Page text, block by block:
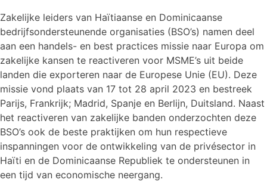
Zakelijke leiders van Haïtiaanse en Dominicaanse
bedrijfsondersteunende organisaties (BSO’s) namen deel
aan een handels- en best practices missie naar Europa om
zakelijke kansen te reactiveren voor MSME’s uit beide
landen die exporteren naar de Europese Unie (EU). Deze
missie vond plaats van 17 tot 28 april 2023 en bestreek
Parijs, Frankrijk; Madrid, Spanje en Berlijn, Duitsland. Naast
het reactiveren van zakelijke banden onderzochten deze
BSO’s ook de beste praktijken om hun respectieve
inspanningen voor de ontwikkeling van de privésector in
Haïti en de Dominicaanse Republiek te ondersteunen in
een tijd van economische neergang.